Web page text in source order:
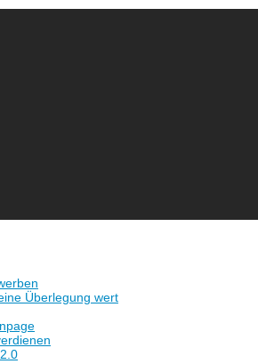
Überlegung wert